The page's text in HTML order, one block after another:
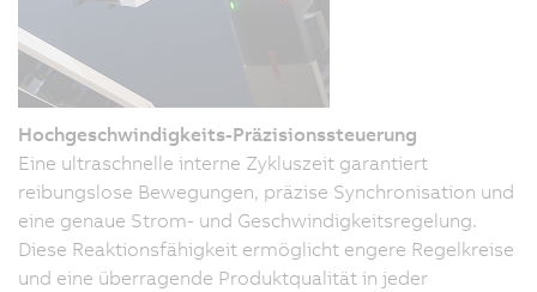
Hochgeschwindigkeits-Präzisionssteuerung
Eine ultraschnelle interne Zykluszeit garantiert
reibungslose Bewegungen, präzise Synchronisation und
eine genaue Strom- und Geschwindigkeitsregelung.
Diese Reaktionsfähigkeit ermöglicht engere Regelkreise
und eine überragende Produktqualität in jeder